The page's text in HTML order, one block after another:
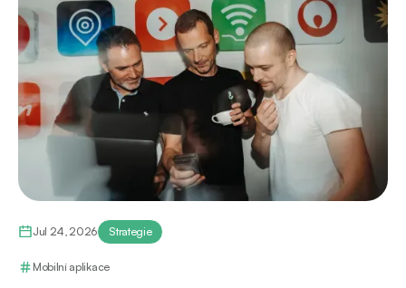
Jul 24, 2026 Strategie
Mobilní aplikace